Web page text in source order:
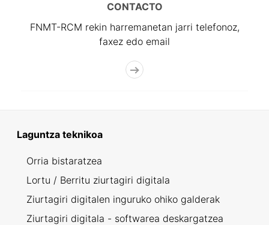
CONTACTO
FNMT-RCM rekin harremanetan jarri telefonoz,
faxez edo email
Laguntza teknikoa
Orria bistaratzea
Lortu / Berritu ziurtagiri digitala
Ziurtagiri digitalen inguruko ohiko galderak
Ziurtagiri digitala - softwarea deskargatzea